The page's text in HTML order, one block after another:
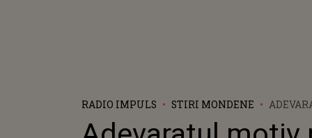
RADIO IMPULS STIRI MONDENE
SĂ FIE